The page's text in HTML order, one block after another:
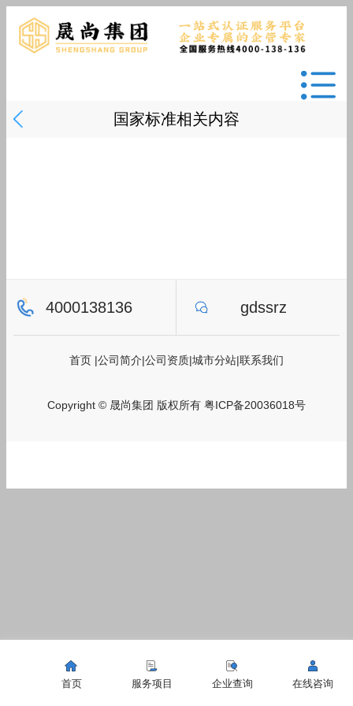
国家标准相关内容
4000138136 gdssrz
首页 |公司简介|公司资质|城市分站|联系我们
Copyright © 晟尚集团 版权所有 粤ICP备20036018号
首页 服务项目 企业查询 在线咨询